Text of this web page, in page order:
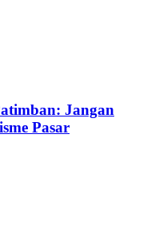
Jangan
Pasar